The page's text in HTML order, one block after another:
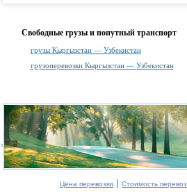
Свободные грузы и попутный транспорт
грузы Кыргызстан — Узбекистан
грузоперевозки Кыргызстан — Узбекистан
Цена перевозки | Стоимость